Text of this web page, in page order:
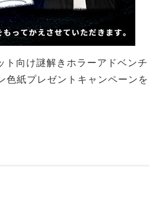
向け謎解きホラーアドベンチ
色紙プレゼントキャンペーンを